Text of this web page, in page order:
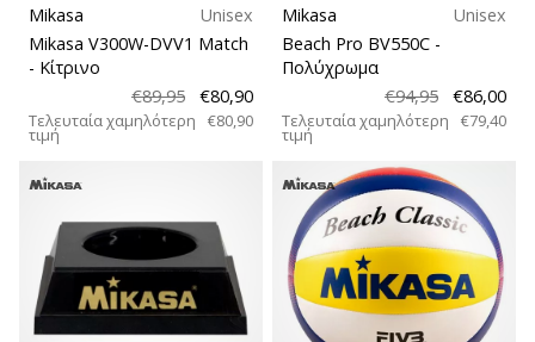
Mikasa
Unisex
Mikasa V300W-DVV1 Match
- Κίτρινο
€89,95
€80,90
Τελευταία χαμηλότερη
τιμή
€80,90
Mikasa
Unisex
Beach Pro BV550C -
Πολύχρωμα
€94,95
€86,00
Τελευταία χαμηλότερη
τιμή
€79,40